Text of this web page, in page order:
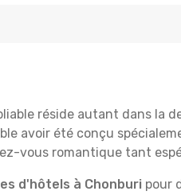
réside autant dans la
avoir été conçu
vous romantique tant
d'hôtels à Chonburi pour